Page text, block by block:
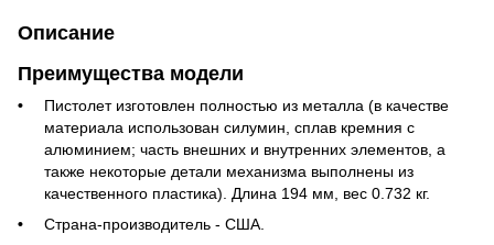
Описание
Преимущества модели
Пистолет изготовлен полностью из металла (в качестве
материала использован силумин, сплав кремния с
алюминием; часть внешних и внутренних элементов, а
также некоторые детали механизма выполнены из
качественного пластика). Длина 194 мм, вес 0.732 кг.
Страна-производитель - США.